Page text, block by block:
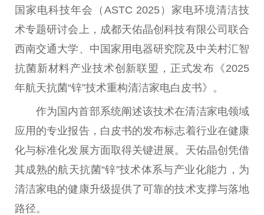
国 家电科技年会（ASTC 2025）家电环境清洁技
术专题研讨会上，成都天佑晶创科技有限公司联合
西南交通大学、 中国 家用电器研究院及中关村汇智
抗菌新材料产业技术创新联盟，正式发布《2025
年航天抗菌“锌”技术重构清洁家电白皮书》。
作为国内首部系统阐述该技术在清洁家电领域
应用的专业报告，白皮书的发布标志着行业在健康
化与标准化发展方面取得关键进展。天佑晶创凭借
其成熟的航天抗菌“锌”技术体系与产业化能力，为
清洁家电的健康升级提供了可靠的技术支撑与落地
路径。